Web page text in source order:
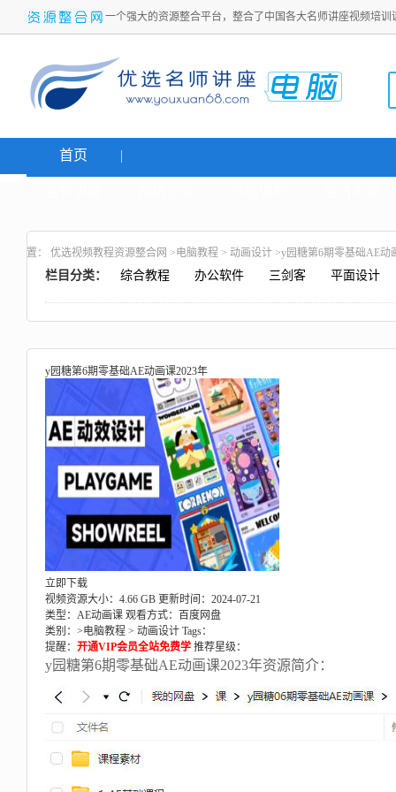
一个强大的资源整合平台，整合了中国各大名师讲座视频培
首页
置： 优选视频教程资源整合网 >电脑教程 > 动画设计 >y园糖第6期零基础AE动
栏目分类： 综合教程 办公软件 三剑客 平面设计
y园糖第6期零基础AE动画课2023年
立即下载
视频资源大小：4.66 GB 更新时间：2024-07-21
类型：AE动画课 观看方式：百度网盘
类别：>电脑教程 > 动画设计 Tags：
提醒： 开通VIP会员全站免费学 推荐星级：
y园糖第6期零基础AE动画课2023年资源简介：